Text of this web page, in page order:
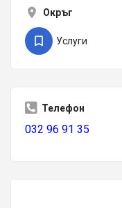
Окръг
Услуги
Телефон
032 96 91 35